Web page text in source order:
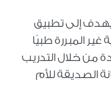
يهدف إلى تطبيق
المبررة طبيًا
من خلال التدريب
الصديقة للأم